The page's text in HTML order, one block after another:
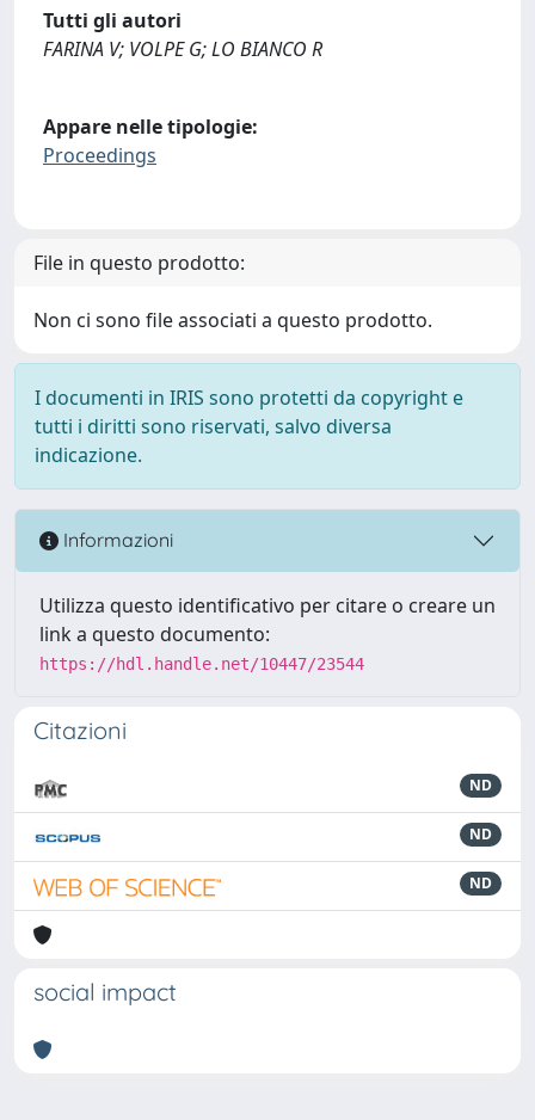
Tutti gli autori
FARINA V; VOLPE G; LO BIANCO R
Appare nelle tipologie:
Proceedings
File in questo prodotto:
Non ci sono file associati a questo prodotto.
I documenti in IRIS sono protetti da copyright e
tutti i diritti sono riservati, salvo diversa
indicazione.
Informazioni
Utilizza questo identificativo per citare o creare un
link a questo documento:
https://hdl.handle.net/10447/23544
Citazioni
ND
ND
ND
social impact